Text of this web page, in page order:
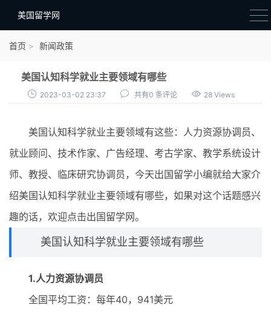
美国留学网
院校选择
材料准备
签证办理
留学生活
首页 新闻政策
美国认知科学就业主要领域有哪些
2023-03-02 23:37 共有0 条评论 28 Views
美国认知科学就业主要领域有这些：人力资源协调员、
就业顾问、技术作家、广告经理、考古学家、教学系统设计
师、教授、临床研究协调员，今天出国留学小编就给大家介
绍美国认知科学就业主要领域有哪些，如果对这个话题感兴
趣的话，欢迎点击出国留学网。
美国认知科学就业主要领域有哪些
1.人力资源协调员
全国平均工资：每年40，941美元